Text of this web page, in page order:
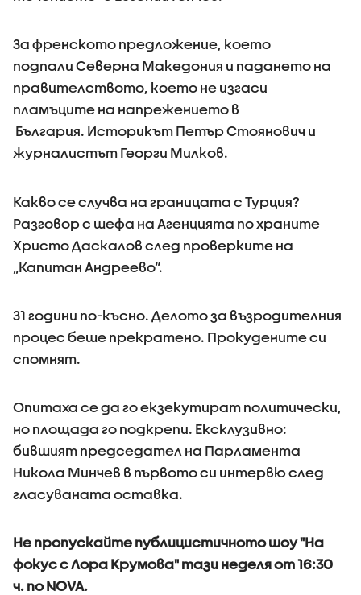
За френското предложение, което
подпали Северна Македония и падането на
правителството, което не изгаси
пламъците на напрежението в
България. Историкът Петър Стоянович и
журналистът Георги Милков.
Какво се случва на границата с Турция?
Разговор с шефа на Агенцията по храните
Христо Даскалов след проверките на
„Капитан Андреево“.
З1 години по-късно. Делото за възродителния
процес беше прекратено. Прокудените си
спомнят.
Опитаха се да го екзекутират политически,
но площада го подкрепи. Ексклузивно:
бившият председател на Парламента
Никола Минчев в първото си интервю след
гласуваната оставка.
Не пропускайте публицистичното шоу "На
фокус с Лора Крумова" тази неделя от 16:30
ч. по NOVA.